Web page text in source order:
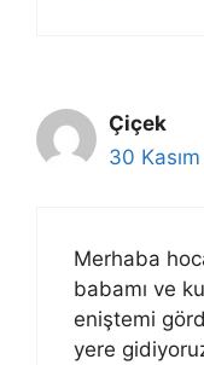
Çiçek
30
Merhaba
babamı ve
eniştemi
yere